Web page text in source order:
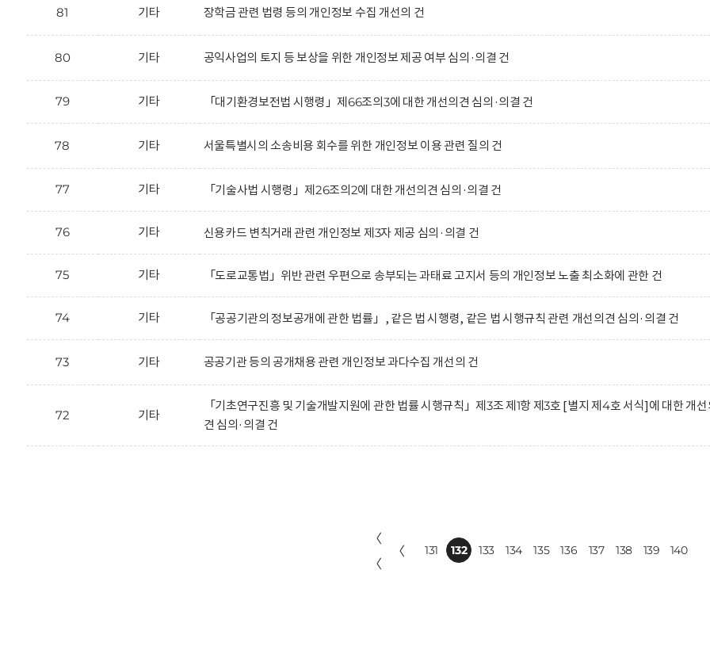
81 기타 장학금 관련 법령 등의 개인정보 수집 개선의 건
80 기타 공익사업의 토지 등 보상을 위한 개인정보 제공 여부 심의·의결 건
79 기타 「대기환경보전법 시행령」제66조의3에 대한 개선의견 심의·의결 건
78 기타 서울특별시의 소송비용 회수를 위한 개인정보 이용 관련 질의 건
77 기타 「기술사법 시행령」제26조의2에 대한 개선의견 심의·의결 건
76 기타 신용카드 변칙거래 관련 개인정보 제3자 제공 심의·의결 건
75 기타 「도로교통법」위반 관련 우편으로 송부되는 과태료 고지서 등의 개인정보 노출 최소화에 관한 건
74 기타 「공공기관의 정보공개에 관한 법률」, 같은 법 시행령, 같은 법 시행규칙 관련 개선의견 심의·의결 건
73 기타 공공기관 등의 공개채용 관련 개인정보 과다수집 개선의 건
72 기타
「기초연구진흥 및 기술개발지원에 관한 법률 시행규칙」제3조 제1항 제3호 [별지 제4호 서식]에 대한 개
견 심의·의결 건
〈
〈
〈 131 132 133 134 135 136 137 138 139 140